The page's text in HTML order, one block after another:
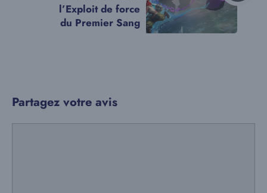
l’Exploit de force
du Premier Sang
Partagez votre avis